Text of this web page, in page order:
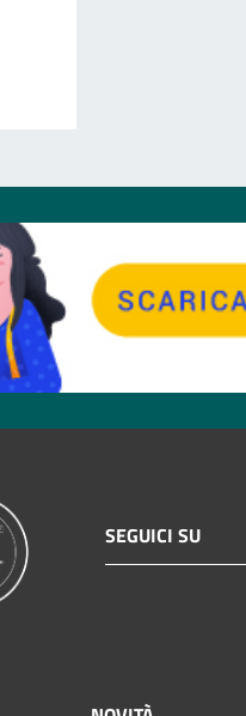
SEGUICI SU